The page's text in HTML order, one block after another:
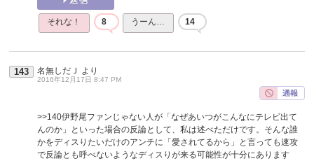
それな！ 8 うーん… 14
143 名無しだＪ より
2016年12月17日 8:47 PM
>>140伊野尾ファンじゃない人が「なぜあいつがこんなにテレビ出て
んのか」といった場合の反論として、私は述べただけです。そんな誰
かをディスりたいだけのアンチに「愛されてるから」と言っても速攻
で反論とも呼べないようなディスりが来る可能性が十分にあります